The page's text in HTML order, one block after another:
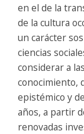
en el de la
de la cultura
un carácter
ciencias
considerar a
conocimiento,
epistémico y
años, a partir
renovadas